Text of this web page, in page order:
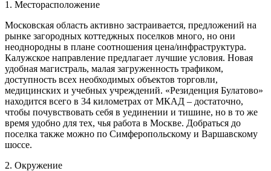
1. Месторасположение
Московская область активно застраивается, предложений на
рынке загородных коттеджных поселков много, но они
неоднородны в плане соотношения цена/инфраструктура.
Калужское направление предлагает лучшие условия. Новая
удобная магистраль, малая загруженность трафиком,
доступность всех необходимых объектов торговли,
медицинских и учебных учреждений. «Резиденция Булатово»
находится всего в 34 километрах от МКАД – достаточно,
чтобы почувствовать себя в уединении и тишине, но в то же
время удобно для тех, чья работа в Москве. Добраться до
поселка также можно по Симферопольскому и Варшавскому
шоссе.
2. Окружение